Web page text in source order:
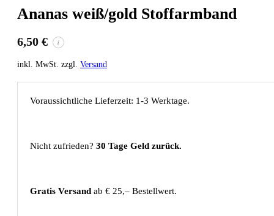
Ananas weiß/gold Stoffarmband
6,50 € i
inkl. MwSt. zzgl. Versand
Voraussichtliche Lieferzeit: 1-3 Werktage.
Nicht zufrieden? 30 Tage Geld zurück.
Gratis Versand ab € 25,– Bestellwert.